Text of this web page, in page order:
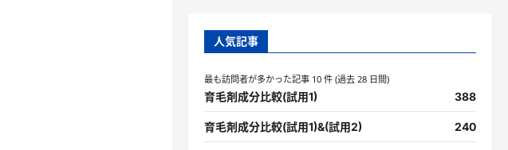
人気記事
最も訪問者が多かった記事 10 件 (過去 28 日間)
育毛剤成分比較(試用1) 388
育毛剤成分比較(試用1)&(試用2) 240